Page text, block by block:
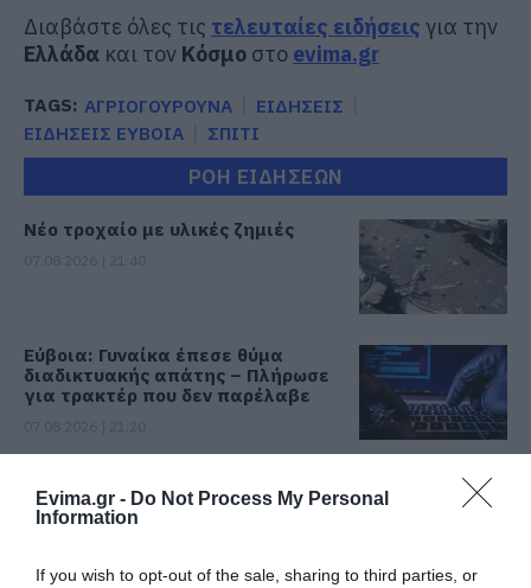
Evima.gr - Do Not Process My Personal
Information
If you wish to opt-out of the sale, sharing to third parties, or
Διαβάστε όλες τις τελευταίες ειδήσεις για την
Ελλάδα και τον Κόσμο στο evima.gr
TAGS: ΑΓΡΙΟΓΟΥΡΟΥΝΑ
ΕΙΔΗΣΕΙΣ
ΕΙΔΗΣΕΙΣ ΕΥΒΟΙΑ
ΣΠΙΤΙ
ΡΟΗ ΕΙΔΗΣΕΩΝ
Νέο τροχαίο με υλικές ζημιές
Εύβοια: Γυναίκα έπεσε θύμα
διαδικτυακής απάτης – Πλήρωσε
για τρακτέρ που δεν παρέλαβε
ανασύρθηκε χωρίς τις αισθήσεις
του από τη θάλασσα